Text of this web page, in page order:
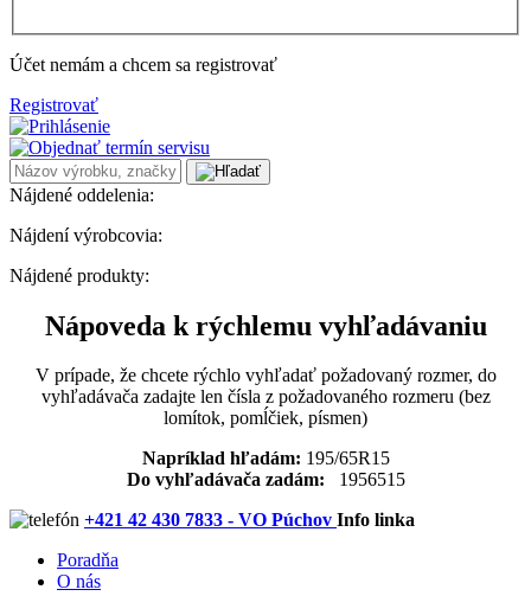
Účet nemám a chcem sa registrovať
Registrovať
Nájdené oddelenia:
Nájdení výrobcovia:
Nájdené produkty:
Nápoveda k rýchlemu vyhľadávaniu
V prípade, že chcete rýchlo vyhľadať požadovaný rozmer, do
vyhľadávača zadajte len čísla z požadovaného rozmeru (bez
lomítok, pomĺčiek, písmen)
Napríklad hľadám: 195/65R15
Do vyhľadávača zadám: 1956515
+421 42 430 7833 - VO Púchov Info linka
Poradňa
O nás